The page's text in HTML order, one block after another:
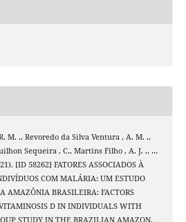
M. ., Revoredo da Silva Ventura , A. M. .,
Sequeira , C., Martins Filho , A. J. ., …
[ID 58262] FATORES ASSOCIADOS À
COM MALÁRIA: UM ESTUDO
AMAZÔNIA BRASILEIRA: FACTORS
D IN INDIVIDUALS WITH
STUDY IN THE BRAZILIAN AMAZON.